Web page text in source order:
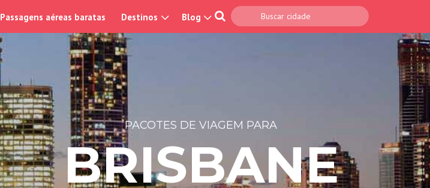
Passagens aéreas baratas Destinos Blog
PACOTES DE VIAGEM PARA
BRISBANE